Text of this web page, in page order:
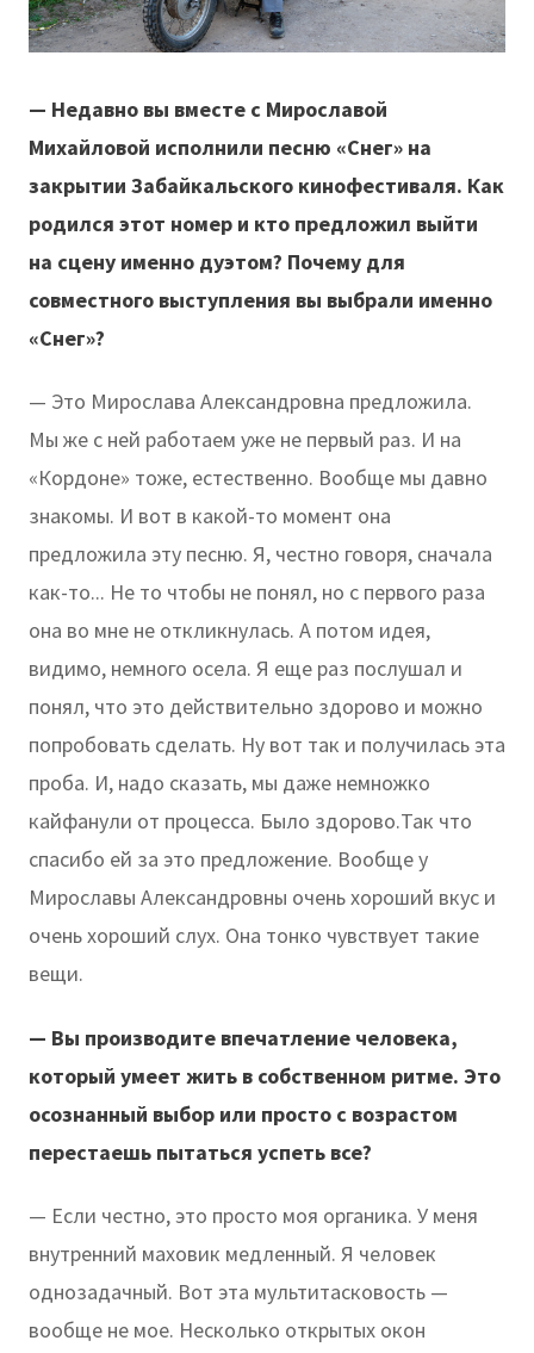
— Недавно вы вместе с Мирославой
Михайловой исполнили песню «Снег» на
закрытии Забайкальского кинофестиваля. Как
родился этот номер и кто предложил выйти
на сцену именно дуэтом? Почему для
совместного выступления вы выбрали именно
«Снег»?
— Это Мирослава Александровна предложила.
Мы же с ней работаем уже не первый раз. И на
«Кордоне» тоже, естественно. Вообще мы давно
знакомы. И вот в какой-то момент она
предложила эту песню. Я, честно говоря, сначала
как-то... Не то чтобы не понял, но с первого раза
она во мне не откликнулась. А потом идея,
видимо, немного осела. Я еще раз послушал и
понял, что это действительно здорово и можно
попробовать сделать. Ну вот так и получилась эта
проба. И, надо сказать, мы даже немножко
кайфанули от процесса. Было здорово.Так что
спасибо ей за это предложение. Вообще у
Мирославы Александровны очень хороший вкус и
очень хороший слух. Она тонко чувствует такие
вещи.
— Вы производите впечатление человека,
который умеет жить в собственном ритме. Это
осознанный выбор или просто с возрастом
перестаешь пытаться успеть все?
— Если честно, это просто моя органика. У меня
внутренний маховик медленный. Я человек
однозадачный. Вот эта мультитасковость —
вообще не мое. Несколько открытых окон